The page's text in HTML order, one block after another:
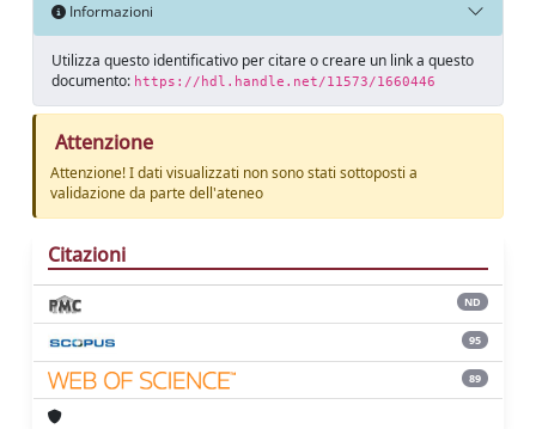
Informazioni
Utilizza questo identificativo per citare o creare un link a questo
documento: https://hdl.handle.net/11573/1660446
Attenzione
Attenzione! I dati visualizzati non sono stati sottoposti a
validazione da parte dell'ateneo
Citazioni
ND
95
89